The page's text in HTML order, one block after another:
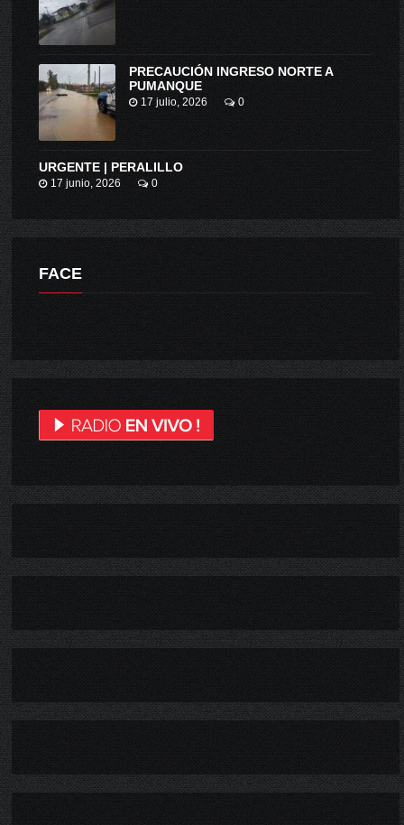
PRECAUCIÓN INGRESO NORTE A
PUMANQUE
17 julio, 2026 0
URGENTE | PERALILLO
17 junio, 2026 0
FACE